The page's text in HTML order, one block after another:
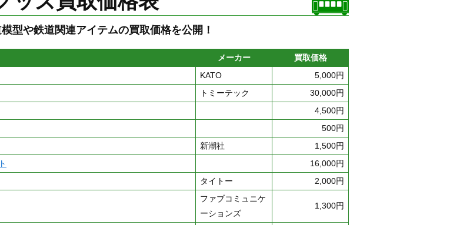
型や鉄道関連アイテムの買取価格を公開！
メーカー
買取価格
KATO
5,000円
トミーテック
30,000円
4,500円
500円
新潮社
1,500円
16,000円
タイトー 2,000円
ファブコミュニケ
ーションズ
1,300円